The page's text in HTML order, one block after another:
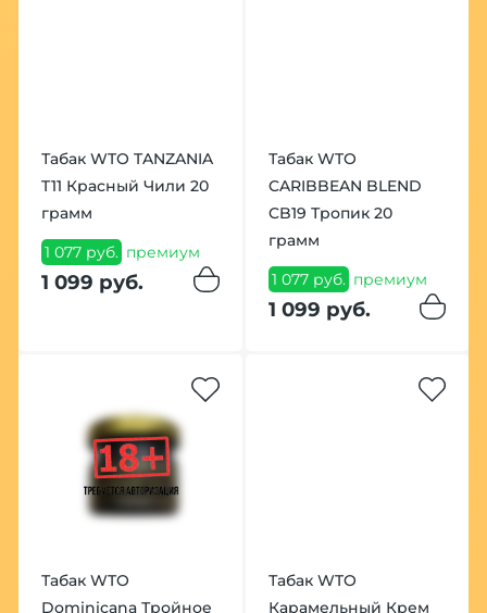
Табак WTO TANZANIA
T11 Красный Чили 20
грамм
1 077 руб. премиум
1 099 руб.
Табак WTO
CARIBBEAN BLEND
CB19 Тропик 20
грамм
1 077 руб. премиум
1 099 руб.
Табак WTO
Dominicana Тройное
Табак WTO
Карамельный Крем